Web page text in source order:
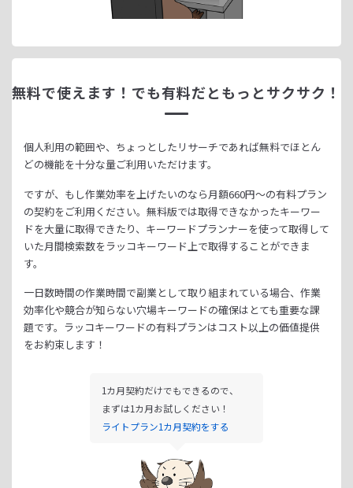
無料で使えます！ でも有料だともっとサクサク！
個人利用の範囲や、ちょっとしたリサーチであれば無料でほとん
どの機能を十分な量ご利用いただけます。
ですが、もし作業効率を上げたいのなら月額660円～の有料プラン
の契約をご利用ください。 無料版では取得できなかったキーワー
ドを大量に取得できたり、 キーワードプランナーを使って取得して
いた月間検索数をラッコキーワード上で取得することができま
す。
一日数時間の作業時間で副業として取り組まれている場合、 作業
効率化や競合が知らない穴場キーワードの確保はとても重要な課
題です。 ラッコキーワードの有料プランはコスト以上の価値提供
をお約束します！
1カ月契約だけでもできるので、
まずは1カ月お試しください！
ライトプラン1カ月契約をする